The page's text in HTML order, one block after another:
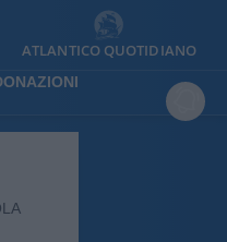
ATLANTICO QUOTIDIANO